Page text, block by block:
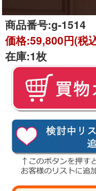
商品番号:g-1514
価格:59,800円(税
在庫:1枚